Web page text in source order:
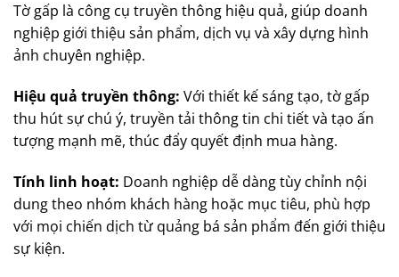
Tờ gấp là công cụ truyền thông hiệu quả, giúp doanh
nghiệp giới thiệu sản phẩm, dịch vụ và xây dựng hình
ảnh chuyên nghiệp.
Hiệu quả truyền thông: Với thiết kế sáng tạo, tờ gấp
thu hút sự chú ý, truyền tải thông tin chi tiết và tạo ấn
tượng mạnh mẽ, thúc đẩy quyết định mua hàng.
Tính linh hoạt: Doanh nghiệp dễ dàng tùy chỉnh nội
dung theo nhóm khách hàng hoặc mục tiêu, phù hợp
với mọi chiến dịch từ quảng bá sản phẩm đến giới thiệu
sự kiện.